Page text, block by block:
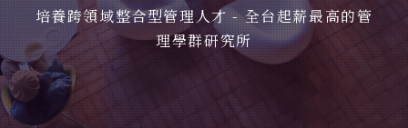
招生訊息 Admission
系所成員 Faculty
學生專區 Student life
培養跨領域整合型管理人才 - 全台起薪最高的管
理學群研究所